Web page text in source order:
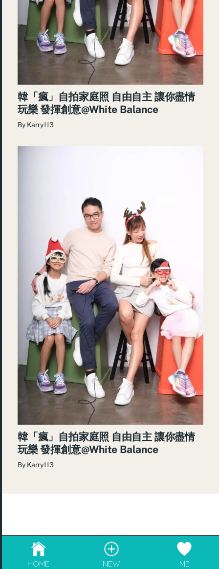
成為blogger，請電郵至 info@rebeaute.hk
韓「瘋」自拍家庭照 自由自主 讓你盡情
玩樂 發揮創意@White Balance
By Karry113
韓「瘋」自拍家庭照 自由自主 讓你盡情
玩樂 發揮創意@White Balance
By Karry113
© 2026 re:Beauté
HOME NEW ME